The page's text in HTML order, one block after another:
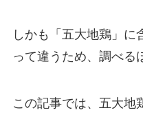
しかも「五大地鶏」に
って違うため、調べる
この記事では、五大地